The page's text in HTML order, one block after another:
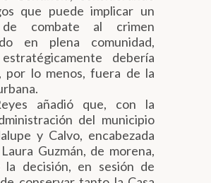
que puede implicar un
combate al crimen
en plena comunidad,
debería
por lo menos, fuera de la
añadió que, con la
del municipio
y Calvo, encabezada
Guzmán, de morena,
la decisión, en sesión de